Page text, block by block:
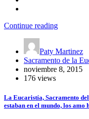
Continue reading
Paty Martinez
Sacramento de la
noviembre 8, 2015
176 views
La Eucaristía, Sacramento
estaban en el mundo, los amo